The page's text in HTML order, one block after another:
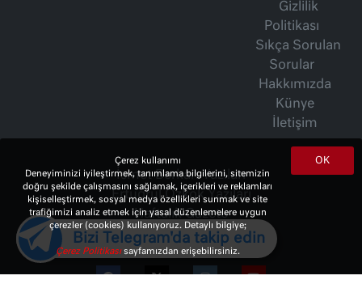
Gizlilik
Politikası
Sıkça Sorulan
Sorular
Hakkımızda
Künye
İletişim
İsmet Berkan Yazıları
Ertuğrul Özkök Yazıları
Haftalık Gazete
OK
Çerez kullanımı
Deneyiminizi iyileştirmek, tanımlama bilgilerini, sitemizin
doğru şekilde çalışmasını sağlamak, içerikleri ve reklamları
kişiselleştirmek, sosyal medya özellikleri sunmak ve site
trafiğimizi analiz etmek için yasal düzenlemelere uygun
çerezler (cookies) kullanıyoruz. Detaylı bilgiye;
Çerez Politikasısayfamızdan erişebilirsiniz.
Bizi Telegram'da takip edin